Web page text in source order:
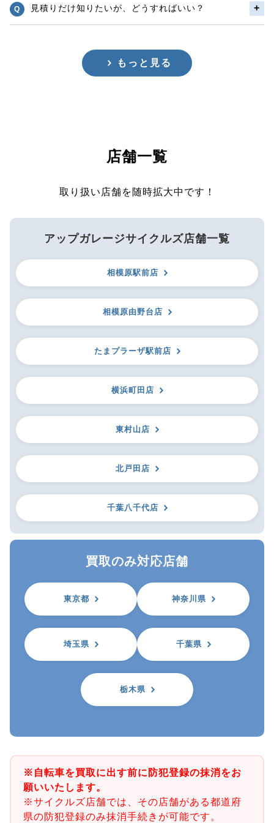
見積りだけ知りたいが、どうすればいい？
もっと見る
店舗一覧
取り扱い店舗を随時拡大中です！
アップガレージサイクルズ店舗一覧
相模原駅前店
相模原由野台店
たまプラーザ駅前店
横浜町田店
東村山店
北戸田店
千葉八千代店
買取のみ対応店舗
東京都 神奈川県
埼玉県 千葉県
栃木県
※自転車を買取に出す前に防犯登録の抹消をお
願いいたします。
※サイクルズ店舗では、その店舗がある都道府
県の防犯登録のみ抹消手続きが可能です。